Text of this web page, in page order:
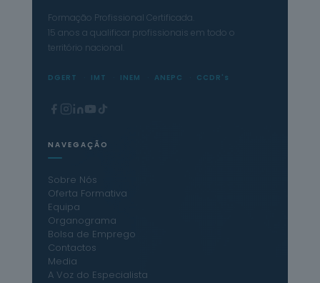
Formação Profissional Certificada.
15 anos a qualificar profissionais em todo o
território nacional.
DGERT IMT INEM ANEPC CCDR's
NAVEGAÇÃO
Sobre Nós
Oferta Formativa
Equipa
Organograma
Bolsa de Emprego
Contactos
Media
A Voz do Especialista